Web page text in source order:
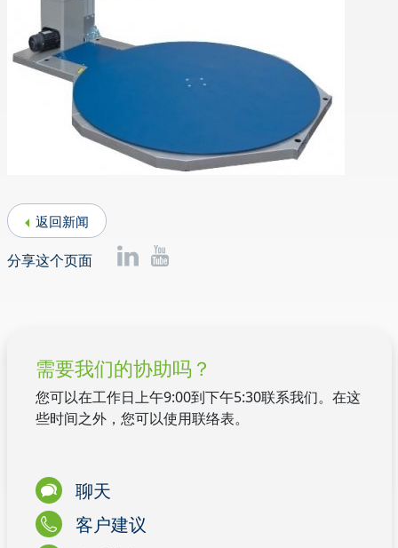
返回新闻
分享这个页面
需要我们的协助吗？
您可以在工作日上午9:00到下午5:30联系我们。在这
些时间之外，您可以使用联络表。
聊天
客户建议